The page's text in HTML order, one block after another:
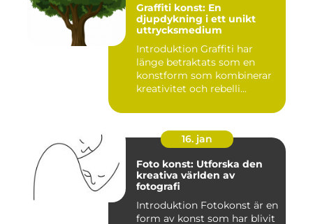
Graffiti konst: En
djupdykning i ett unikt
uttrycksmedium
Introduktion Graffiti har
länge betraktats som en
konstform som kombinerar
kreativitet och rebelli...
16. jan
Foto konst: Utforska den
kreativa världen av
fotografi
Introduktion Fotokonst är en
form av konst som har blivit